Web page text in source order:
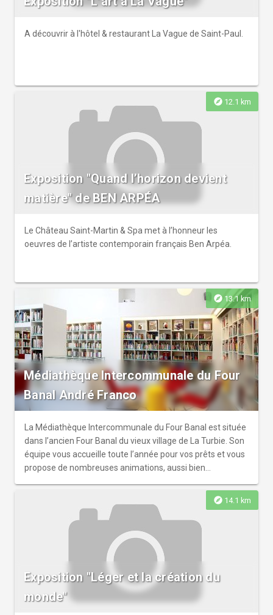
A découvrir à l'hôtel & restaurant La Vague de Saint-Paul.
explore 12.1 km
Exposition "Quand l’horizon devient
matière" de BEN ARPÉA
Le Château Saint-Martin & Spa met à l’honneur les
oeuvres de l’artiste contemporain français Ben Arpéa.
explore 13.1 km
Médiathèque Intercommunale du Four
Banal André Franco
La Médiathèque Intercommunale du Four Banal est située
dans l’ancien Four Banal du vieux village de La Turbie. Son
équipe vous accueille toute l’année pour vos prêts et vous
propose de nombreuses animations, aussi bien
explore 14.1 km
Exposition "Léger et la création du
monde"